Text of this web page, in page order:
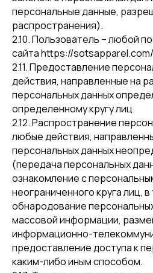
персональные данные,
распространения).
2.10. Пользователь – любой
сайта https://
2.11. Предоставление
действия, направленные на
персональных данных
определенному кругу лиц.
2.12. Распространение
любые действия,
персональных данных
(передача персональных
ознакомление с
неограниченного круга лиц,
обнародование
массовой информации,
информационно-
предоставление доступа к
каким-либо иным способом.